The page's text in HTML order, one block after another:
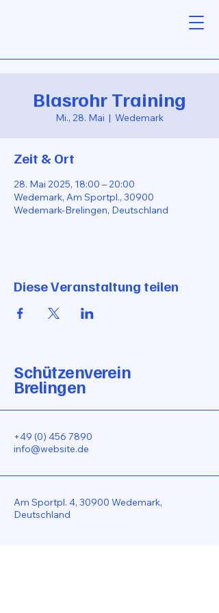
Blasrohr Training
Mi., 28. Mai
  |
Wedemark
Zeit & Ort
28. Mai 2025, 18:00 – 20:00
Wedemark, Am Sportpl., 30900
Wedemark-Brelingen, Deutschland
Diese Veranstaltung teilen
Schützenverein
Brelingen
+49 (0) 456 7890
info@website.de
Am Sportpl. 4, 30900 Wedemark,
Deutschland